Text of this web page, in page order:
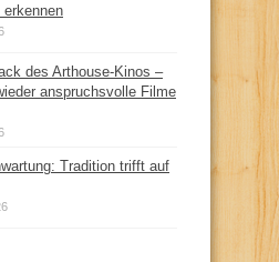
erkennen
des Arthouse-Kinos –
anspruchsvolle Filme
Tradition trifft auf